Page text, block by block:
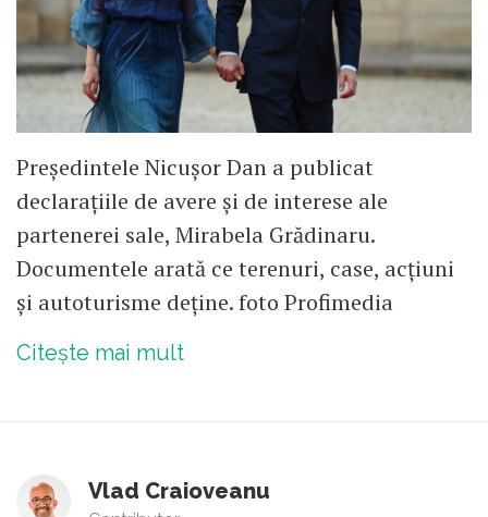
Președintele Nicușor Dan a publicat
declarațiile de avere și de interese ale
partenerei sale, Mirabela Grădinaru.
Documentele arată ce terenuri, case, acțiuni
și autoturisme deține. foto Profimedia
Citește mai mult
Vlad Craioveanu